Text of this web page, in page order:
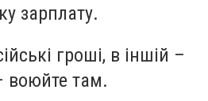
зарплату.
гроші, в іншій –
воюйте там.